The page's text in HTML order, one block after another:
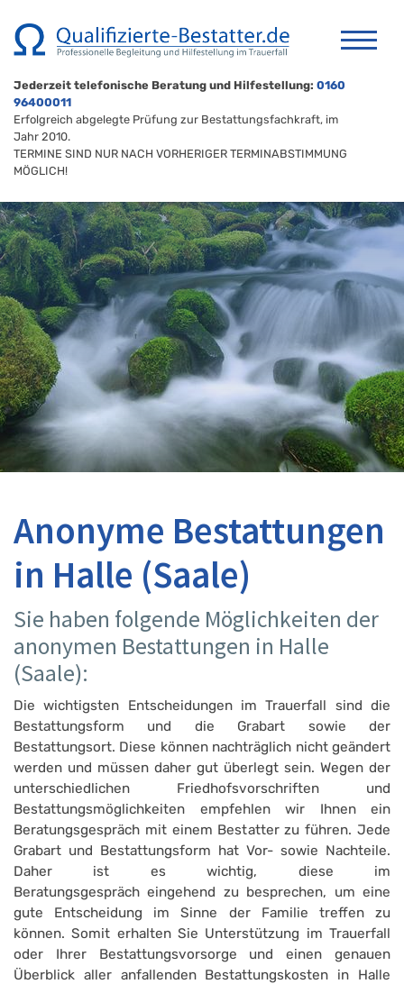
Jederzeit telefonische Beratung und Hilfestellung: 0160
96400011
Erfolgreich abgelegte Prüfung zur Bestattungsfachkraft, im
Jahr 2010.
TERMINE SIND NUR NACH VORHERIGER TERMINABSTIMMUNG
MÖGLICH!
Anonyme Bestattungen
in Halle (Saale)
Sie haben folgende Möglichkeiten der
anonymen Bestattungen in Halle
(Saale):
Die wichtigsten Entscheidungen im Trauerfall sind die
Bestattungsform und die Grabart sowie der
Bestattungsort. Diese können nachträglich nicht geändert
werden und müssen daher gut überlegt sein. Wegen der
unterschiedlichen Friedhofsvorschriften und
Bestattungsmöglichkeiten empfehlen wir Ihnen ein
Beratungsgespräch mit einem Bestatter zu führen. Jede
Grabart und Bestattungsform hat Vor- sowie Nachteile.
Daher ist es wichtig, diese im
Beratungsgespräch eingehend zu besprechen, um eine
gute Entscheidung im Sinne der Familie treffen zu
können. Somit erhalten Sie Unterstützung im Trauerfall
oder Ihrer Bestattungsvorsorge und einen genauen
Überblick aller anfallenden Bestattungskosten in Halle